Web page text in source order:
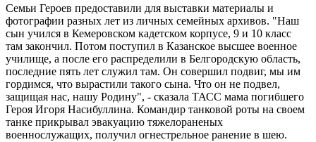
Семьи Героев предоставили для выставки материалы и
фотографии разных лет из личных семейных архивов. "Наш
сын учился в Кемеровском кадетском корпусе, 9 и 10 класс
там закончил. Потом поступил в Казанское высшее военное
училище, а после его распределили в Белгородскую область,
последние пять лет служил там. Он совершил подвиг, мы им
гордимся, что вырастили такого сына. Что он не подвел,
защищая нас, нашу Родину", - сказала ТАСС мама погибшего
Героя Игоря Насибуллина. Командир танковой роты на своем
танке прикрывал эвакуацию тяжелораненых
военнослужащих, получил огнестрельное ранение в шею.